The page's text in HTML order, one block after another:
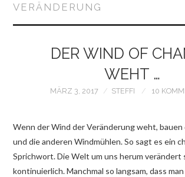
VERÄNDERUNG
DER WIND OF
WEHT …
MÄRZ 3, 2017 STEFFI 10
Wenn der Wind der Veränderung weht, bauen
und die anderen Windmühlen. So sagt es ein
Sprichwort. Die Welt um uns herum verändert
kontinuierlich. Manchmal so langsam, dass